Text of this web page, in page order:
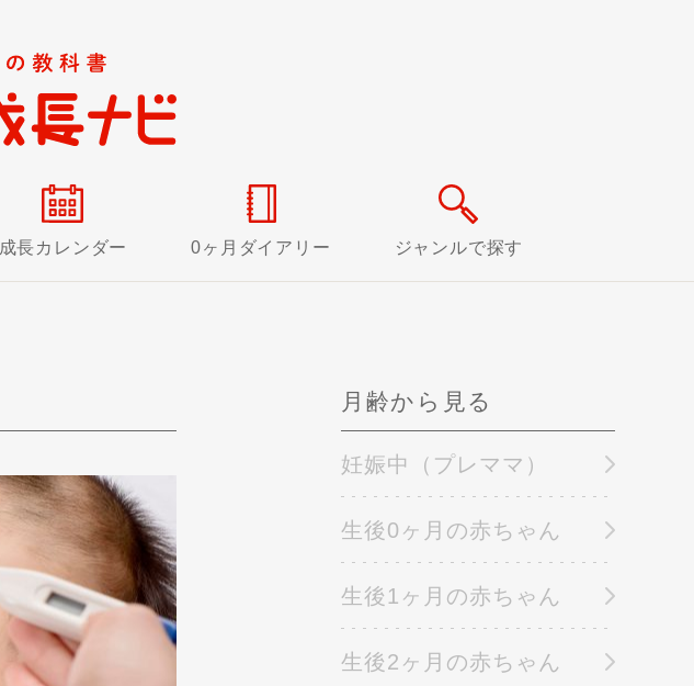
成長カレンダー 0ヶ月ダイアリー ジャンルで探す
月齢から見る
妊娠中（プレママ）
生後0ヶ月の赤ちゃん
生後1ヶ月の赤ちゃん
生後2ヶ月の赤ちゃん